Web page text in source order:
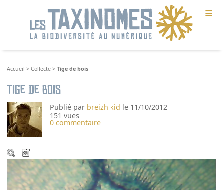
≡
Accueil >Collecte >Tige de bois
Tige de bois
Publié par breizh kid le 11/10/2012
151 vues
0 commentaire